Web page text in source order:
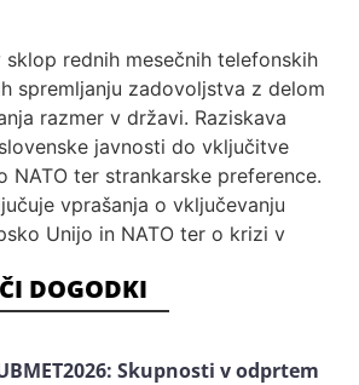
sklop rednih mesečnih telefonskih
spremljanju zadovoljstva z delom
razmer v državi. Raziskava
javnosti do vključitve
NATO ter strankarske preference.
vprašanja o vključevanju
Unijo in NATO ter o krizi v
DOGODKI
Skupnosti v odprtem